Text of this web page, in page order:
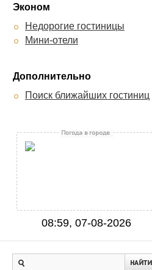
Эконом
Недорогие гостиницы
Мини-отели
Дополнительно
Поиск ближайших гостиниц
08:59, 07-08-2026